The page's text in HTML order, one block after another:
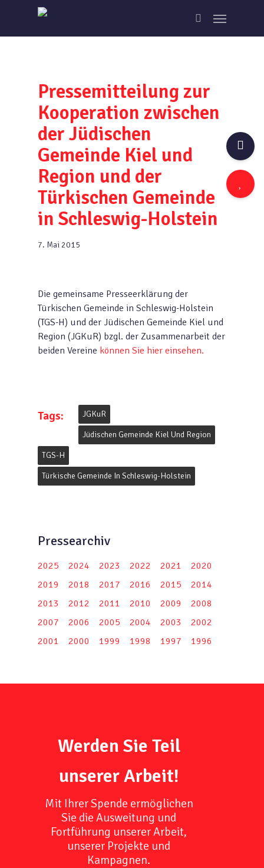
main
search
Menu
Pressemitteilung zur
Kooperation zwischen
der Jüdischen
Gemeinde Kiel und
Region und der
Türkischen Gemeinde
in Schleswig-Holstein
7. Mai 2015
Die gemeinsame Presseerklärung der
Türkischen Gemeinde in Schleswig-Holstein
(TGS-H) und der Jüdischen Gemeinde Kiel und
Region (JGKuR) bzgl. der Zusammenarbeit der
beiden Vereine können Sie hier einsehen.
Tags: JGKuR
Jüdischen Gemeinde Kiel Und Region
TGS-H
Türkische Gemeinde In Schleswig-Holstein
Pressearchiv
2025 2024 2023 2022 2021
2020
2019
2018 2017 2016 2015
2014
2013
2012 2011 2010 2009
2008
2007
2006 2005 2004 2003
2002
2001
2000 1999 1998 1997 1996
Werden Sie Teil
unserer Arbeit!
Mit Ihrer Spende ermöglichen
Sie die Ausweitung und
Fortführung unserer Arbeit,
unserer Projekte und
Kampagnen.